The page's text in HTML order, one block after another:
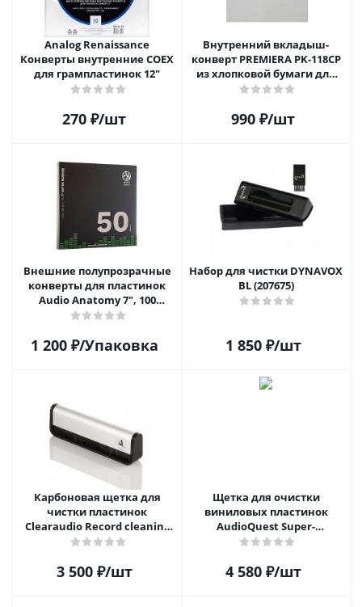
Analog Renaissance
Конверты внутренние COEX
для грампластинок 12"
270 ₽/шт
Внутренний вкладыш-
конверт PREMIERA PK-118CP
из хлопковой бумаги для
12" виниловой пластинки 1
990 ₽/шт
Внешние полупрозрачные
конверты для пластинок
Audio Anatomy 7", 100
микрон, полиэтилен (50 шт)
1 200₽/Упаковка
Набор для чистки DYNAVOX
BL (207675)
1 850₽/шт
Карбоновая щетка для
чистки пластинок
Clearaudio Record cleaning
brush
3 500₽/шт
Щетка для очистки
виниловых пластинок
AudioQuest Super-
Conductive Anti-Static
4 580₽/шт